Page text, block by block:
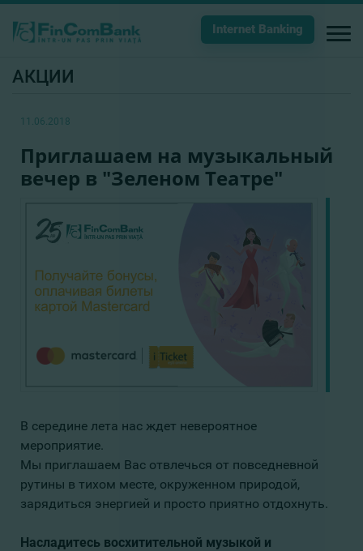
Internet Banking
АКЦИИ
11.06.2018
Приглашаем на музыкальный
вечер в "Зеленом Театре"
В середине лета нас ждет невероятное
мероприятие.
Мы приглашаем Вас отвлечься от повседневной
рутины в тихом месте, окруженном природой,
зарядиться энергией и просто приятно отдохнуть.
Насладитесь восхитительной музыкой и